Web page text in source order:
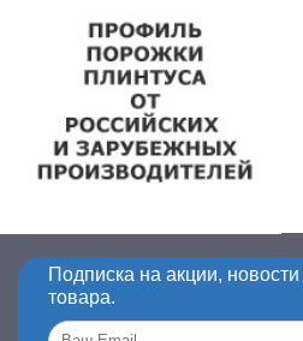
Подписка на акции,
товара.